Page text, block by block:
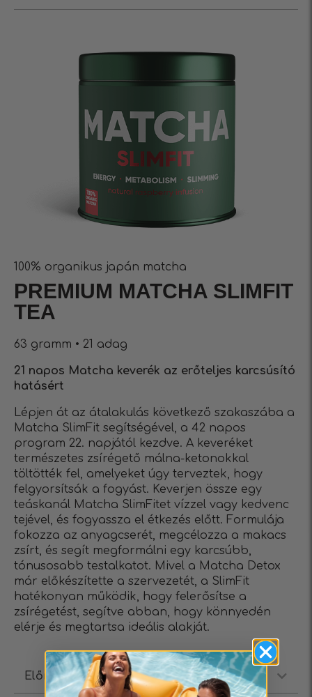
100% organikus japán matcha
PREMIUM MATCHA SLIMFIT
TEA
63 gramm • 21 adag
21 napos Matcha keverék az erőteljes karcsúsító
hatásért
Lépjen át az átalakulás következő szakaszába a
Matcha SlimFit segítségével, a 42 napos
program 22. napjától kezdve. A keveréket
természetes zsírégető málna-ketonokkal
töltötték fel, amelyeket úgy terveztek, hogy
felgyorsítsák a fogyást. Keverjen össze egy
teáskanál Matcha SlimFitet vízzel vagy kedvenc
tejével, és fogyassza el étkezés előtt. Formulája
fokozza az anyagcserét, megcélozza a makacs
zsírt, és segít megformálni egy karcsúbb,
tónusosabb testalkatot. Mivel a Matcha Detox
már előkészítette a szervezetét, a SlimFit
hatékonyan működik, hogy felerősítse a
zsírégetést, segítve abban, hogy könnyedén
elérje és megtartsa ideális alakját.
Előnyei